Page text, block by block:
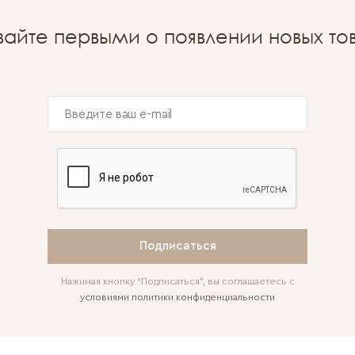
первыми о появлении новых
Подписаться
Нажимая кнопку “Подписаться”, вы соглашаетесь с
условиями политики конфиденциальности